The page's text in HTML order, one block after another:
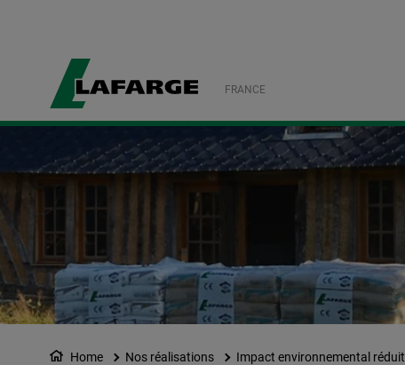
FRANCE
Home Nos réalisations Impact environnemental réduit